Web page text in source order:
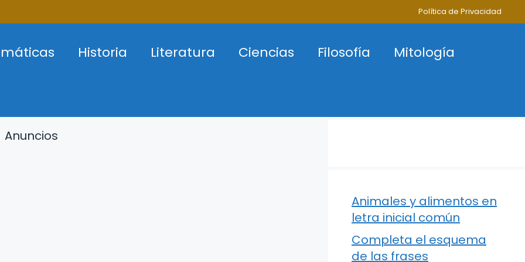
Política de Privacidad
Historia Literatura Ciencias Filosofía
Mitología
Anuncios
Animales y alimentos en
letra inicial común
Completa el esquema
de las frases